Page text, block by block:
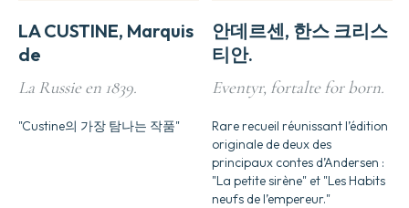
LA CUSTINE, Marquis
de
La Russie en 1839.
"Custine의 가장 탐나는 작품"
안데르센, 한스 크리스
티안.
Eventyr, fortalte for born.
Rare recueil réunissant l’édition
originale de deux des
principaux contes d’Andersen :
"La petite sirène" et "Les Habits
neufs de l’empereur."